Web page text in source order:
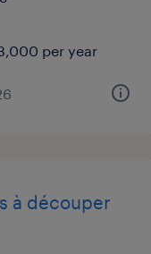
per year
à découper